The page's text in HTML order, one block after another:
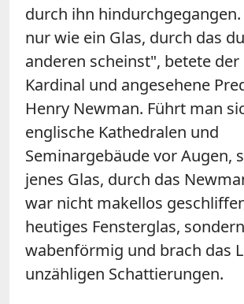
durch ihn
nur wie ein Glas, durch das
anderen scheinst", betete
Kardinal und angesehene
Henry Newman. Führt man
englische Kathedralen und
Seminargebäude vor Augen,
jenes Glas, durch das
war nicht makellos
heutiges Fensterglas,
wabenförmig und brach das
unzähligen Schattierungen.